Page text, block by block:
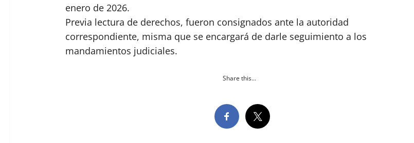
enero de 2026.
Previa lectura de derechos, fueron consignados ante la autoridad
correspondiente, misma que se encargará de darle seguimiento a los
mandamientos judiciales.
Share this...